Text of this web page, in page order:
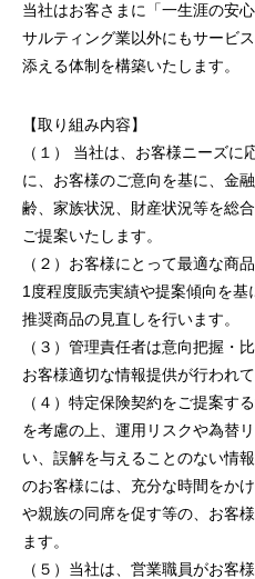
当社はお客さまに「一生涯の安
サルティング業以外にもサービ
添える体制を構築いたします。
【取り組み内容】
（１） 当社は、お客様ニーズ
に、お客様のご意向を基に、金
齢、家族状況、財産状況等を総
ご提案いたします。
（２）お客様にとって最適な商
1度程度販売実績や提案傾向を基
推奨商品の見直しを行います。
（３）管理責任者は意向把握・
お客様適切な情報提供が行われ
（４）特定保険契約をご提案す
を考慮の上、運用リスクや為替
い、誤解を与えることのない情
のお客様には、充分な時間をか
や親族の同席を促す等の、お客
ます。
（５）当社は、営業職員がお客